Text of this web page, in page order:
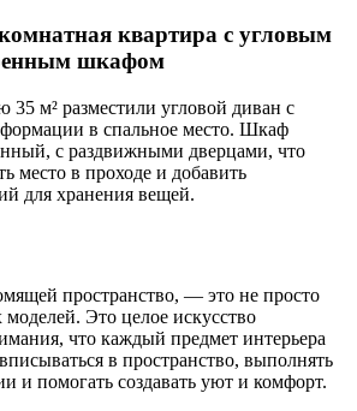
квартира с угловым
шкафом
35 м² разместили угловой диван с
в спальное место. Шкаф
с раздвижными дверцами, что
место в проходе и добавить
для хранения вещей.
пространство, — это не просто
Это целое искусство
что каждый предмет интерьера
в пространство, выполнять
и помогать создавать уют и комфорт.